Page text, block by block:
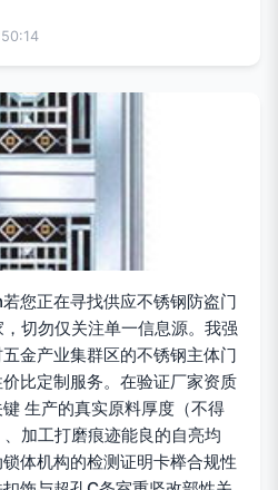
您正在寻找供应不锈钢防盗门
切勿仅关注单一信息源。我强
金产业集群区的不锈钢主体门
比定制服务。在验证厂家资质
生产的真实原料厚度（不得
加工打磨痕迹能良的自亮均
体机构的检测证明卡榉合规性